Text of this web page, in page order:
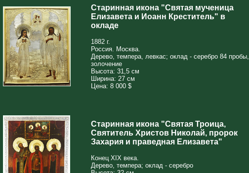
Старинная икона "Святая мученица
Елизавета и Иоанн Креститель" в
окладе
1882 г.
Россия. Москва.
Дерево, темпера, левкас; оклад - серебро 84 пробы,
золочение
Высота: 31,5 см
Ширина: 27 см
Цена: 8 000 $
Старинная икона "Святая Троица,
Святитель Христов Николай, пророк
Захария и праведная Елизавета"
Конец XIX века.
Дерево, темпера; оклад - серебро